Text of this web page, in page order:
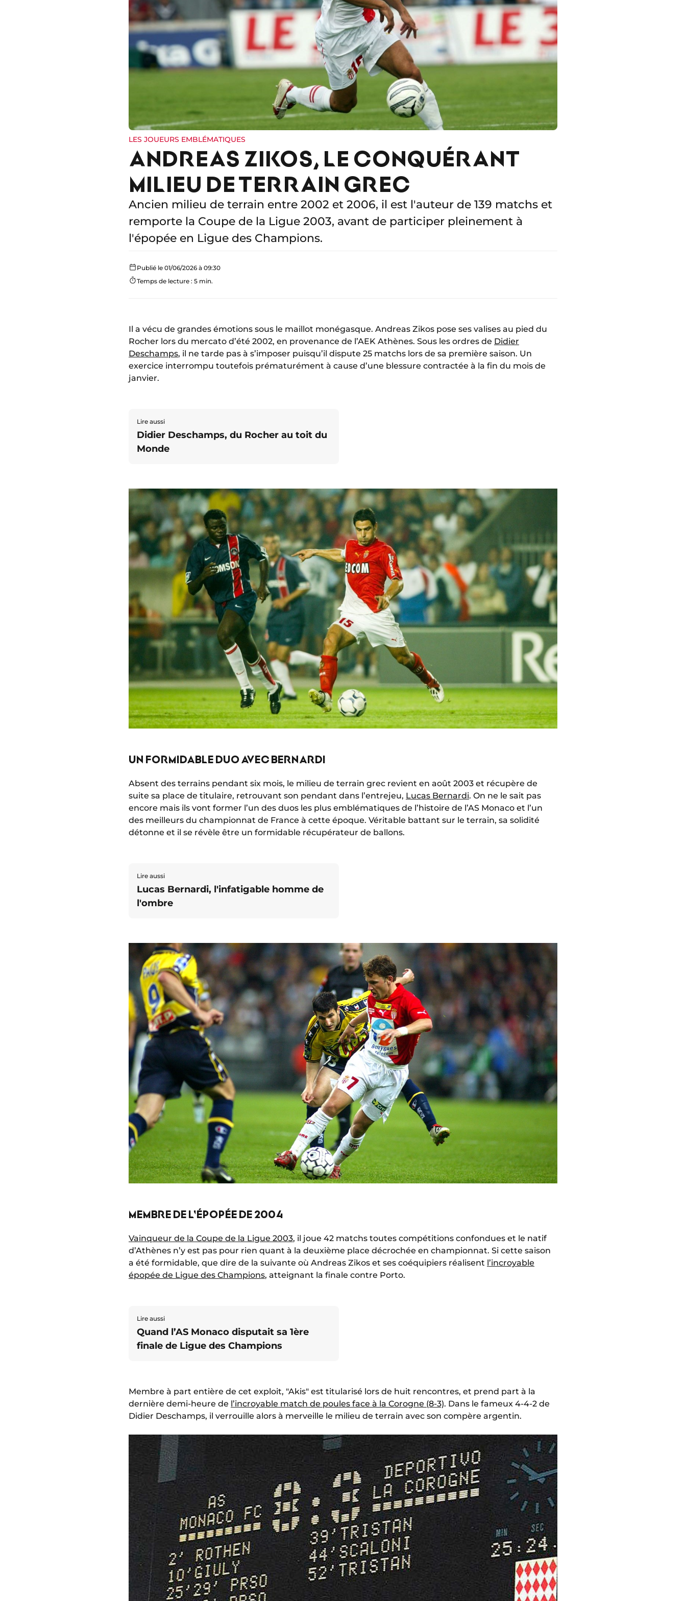
LES JOUEURS EMBLÉMATIQUES
ANDREAS ZIKOS, LE CONQUÉRANT
MILIEU DE TERRAIN GREC
Ancien milieu de terrain entre 2002 et 2006, il est l'auteur de 139 matchs et
remporte la Coupe de la Ligue 2003, avant de participer pleinement à
l'épopée en Ligue des Champions.
Publié le 01/06/2026 à 09:30
Temps de lecture : 5 min.
Il a vécu de grandes émotions sous le maillot monégasque. Andreas Zikos pose ses valises au pied du
Rocher lors du mercato d’été 2002, en provenance de l’AEK Athènes. Sous les ordres de Didier
Deschamps, il ne tarde pas à s’imposer puisqu’il dispute 25 matchs lors de sa première saison. Un
exercice interrompu toutefois prématurément à cause d’une blessure contractée à la fin du mois de
janvier.
Lire aussi
Didier Deschamps, du Rocher au toit du
Monde
UN FORMIDABLE DUO AVEC BERNARDI
Absent des terrains pendant six mois, le milieu de terrain grec revient en août 2003 et récupère de
suite sa place de titulaire, retrouvant son pendant dans l’entrejeu, Lucas Bernardi. On ne le sait pas
encore mais ils vont former l’un des duos les plus emblématiques de l’histoire de l’AS Monaco et l’un
des meilleurs du championnat de France à cette époque. Véritable battant sur le terrain, sa solidité
détonne et il se révèle être un formidable récupérateur de ballons.
Lire aussi
Lucas Bernardi, l'infatigable homme de
l'ombre
MEMBRE DE L'ÉPOPÉE DE 2004
Vainqueur de la Coupe de la Ligue 2003, il joue 42 matchs toutes compétitions confondues et le natif
d’Athènes n’y est pas pour rien quant à la deuxième place décrochée en championnat. Si cette saison
a été formidable, que dire de la suivante où Andreas Zikos et ses coéquipiers réalisent l’incroyable
épopée de Ligue des Champions, atteignant la finale contre Porto.
Lire aussi
Quand l’AS Monaco disputait sa 1ère
finale de Ligue des Champions
Membre à part entière de cet exploit, "Akis" est titularisé lors de huit rencontres, et prend part à la
dernière demi-heure de l’incroyable match de poules face à la Corogne (8-3). Dans le fameux 4-4-2 de
Didier Deschamps, il verrouille alors à merveille le milieu de terrain avec son compère argentin.